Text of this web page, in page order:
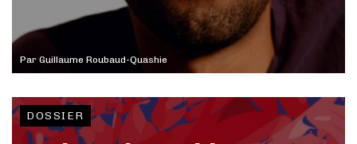
Par Guillaume Roubaud-Quashie
DOSSIER